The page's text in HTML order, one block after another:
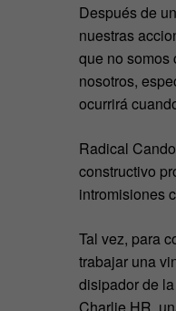
Después de
nuestras
que no somos
nosotros,
ocurrirá
Radical
constructivo
intromisiones
Tal vez, para
trabajar una
disipador de
Charlie HR,